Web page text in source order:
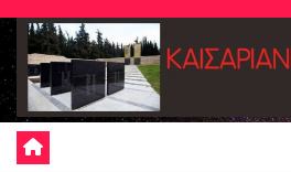
Skip
content